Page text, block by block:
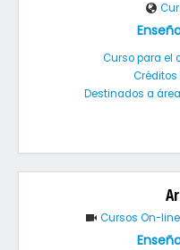
Curso para el
Créditos
Destinados a
Cursos On-